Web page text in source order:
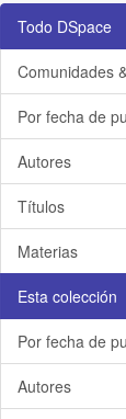
Todo DSpace
Comunidades
Por fecha de
Autores
Títulos
Materias
Esta colección
Por fecha de
Autores